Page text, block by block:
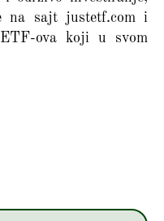
na sajt justetf.com i
ova koji u svom